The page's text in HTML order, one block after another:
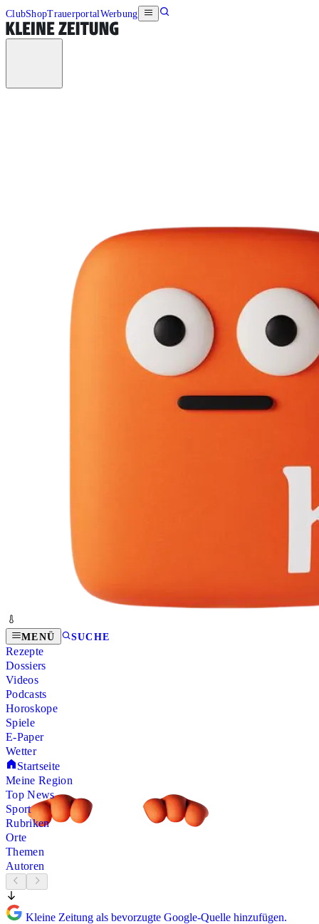
ClubShopTrauerportalWerbung
MENÜ SUCHE
Rezepte
Dossiers
Videos
Podcasts
Horoskope
Spiele
E-Paper
Wetter
Startseite
Meine Region
Top News
Sport
Rubriken
Orte
Themen
Autoren
Kleine Zeitung als bevorzugte Google-Quelle hinzufügen.